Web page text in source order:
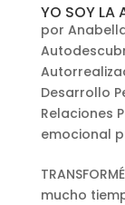
YO SOY LA
por
Desarrollo
Relaciones
emocional
mucho